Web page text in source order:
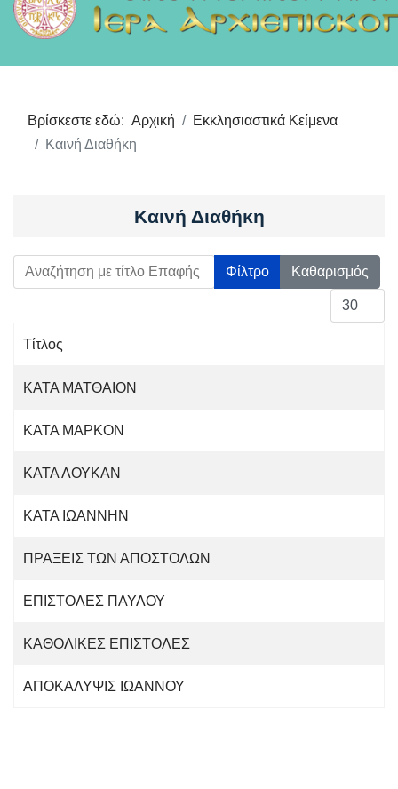
Βρίσκεστε εδώ: Αρχική
Εκκλησιαστικά Κείμενα
Καινή Διαθήκη
Καινή Διαθήκη
Αναζήτηση με τίτλο Επαφής Φίλτρο
Καθαρισμός
Εμφάνιση
Τίτλος
ΚΑΤΑ ΜΑΤΘΑΙΟΝ
ΚΑΤΑ ΜΑΡΚΟΝ
ΚΑΤΑ ΛΟΥΚΑΝ
ΚΑΤΑ ΙΩΑΝΝΗΝ
ΠΡΑΞΕΙΣ ΤΩΝ ΑΠΟΣΤΟΛΩΝ
ΕΠΙΣΤΟΛΕΣ ΠΑΥΛΟΥ
ΚΑΘΟΛΙΚΕΣ ΕΠΙΣΤΟΛΕΣ
ΑΠΟΚΑΛΥΨΙΣ ΙΩΑΝΝΟΥ